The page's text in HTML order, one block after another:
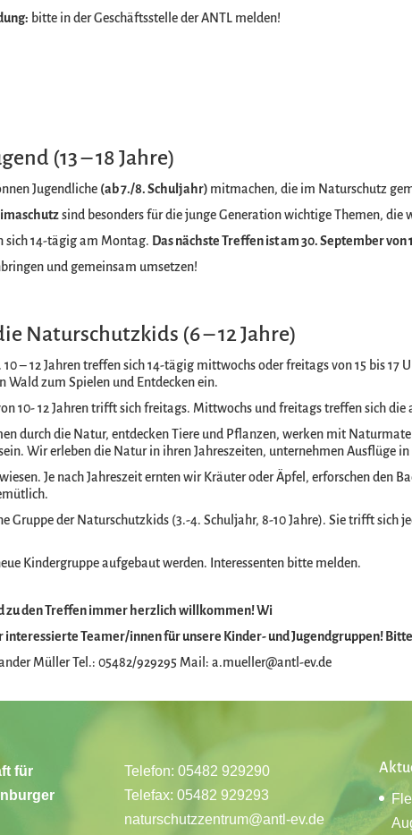
bitte in der Geschäftsstelle der ANTL melden!
(13 – 18 Jahre)
Jugendliche (ab 7./8. Schuljahr) mitmachen, die im Naturschutz
sind besonders für die junge Generation wichtige Themen,
sich 14-tägig am Montag. Das nächste Treffen ist am 30. September von
und gemeinsam umsetzen!
Naturschutzkids (6 – 12 Jahre)
10 – 12 Jahren treffen sich 14-tägig mittwochs oder freitags von 15 bis
Wald zum Spielen und Entdecken ein.
10- 12 Jahren trifft sich freitags. Mittwochs und freitags treffen sich die
durch die Natur, entdecken Tiere und Pflanzen, werken mit
Wir erleben die Natur in ihren Jahreszeiten, unternehmen Ausflüge in
Je nach Jahreszeit ernten wir Kräuter oder Äpfel, erforschen den
Gruppe der Naturschutzkids (3.-4. Schuljahr, 8-10 Jahre). Sie trifft
Kindergruppe aufgebaut werden. Interessenten bitte melden.
zu den Treffen immer herzlich willkommen! Wi
interessierte Teamer/innen für unsere Kinder- und Jugendgruppen!
Müller Tel.: 05482/929295 Mail: a.mueller@antl-ev.de
für
Telefon: 05482 929290
Telefax: 05482 929293
naturschutzzentrum@antl-ev.de